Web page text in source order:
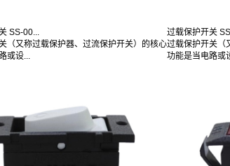
SS-00...
（又称过载保护器、过流保护开关）的核心
或设...
过载保护开关
过载保护开关（
功能是当电路或